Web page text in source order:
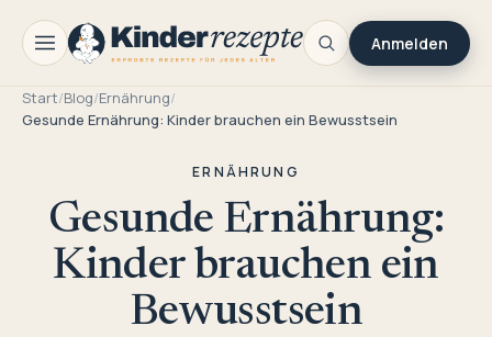
Anmelden
Start/Blog/Ernährung/
Gesunde Ernährung: Kinder brauchen ein Bewusstsein
ERNÄHRUNG
Gesunde Ernährung:
Kinder brauchen ein
Bewusstsein